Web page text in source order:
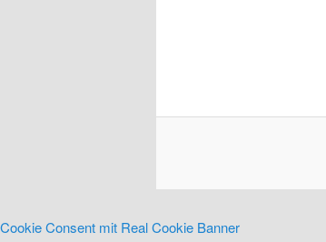
Cookie Consent mit Real Cookie Banner